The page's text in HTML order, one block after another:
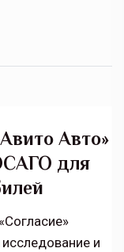
Авто»
для
и